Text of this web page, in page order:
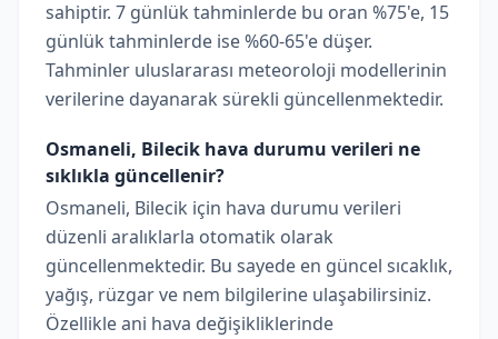
sahiptir. 7 günlük tahminlerde bu oran %75'e, 15
günlük tahminlerde ise %60-65'e düşer.
Tahminler uluslararası meteoroloji modellerinin
verilerine dayanarak sürekli güncellenmektedir.
Osmaneli, Bilecik hava durumu verileri ne
sıklıkla güncellenir?
Osmaneli, Bilecik için hava durumu verileri
düzenli aralıklarla otomatik olarak
güncellenmektedir. Bu sayede en güncel sıcaklık,
yağış, rüzgar ve nem bilgilerine ulaşabilirsiniz.
Özellikle ani hava değişikliklerinde